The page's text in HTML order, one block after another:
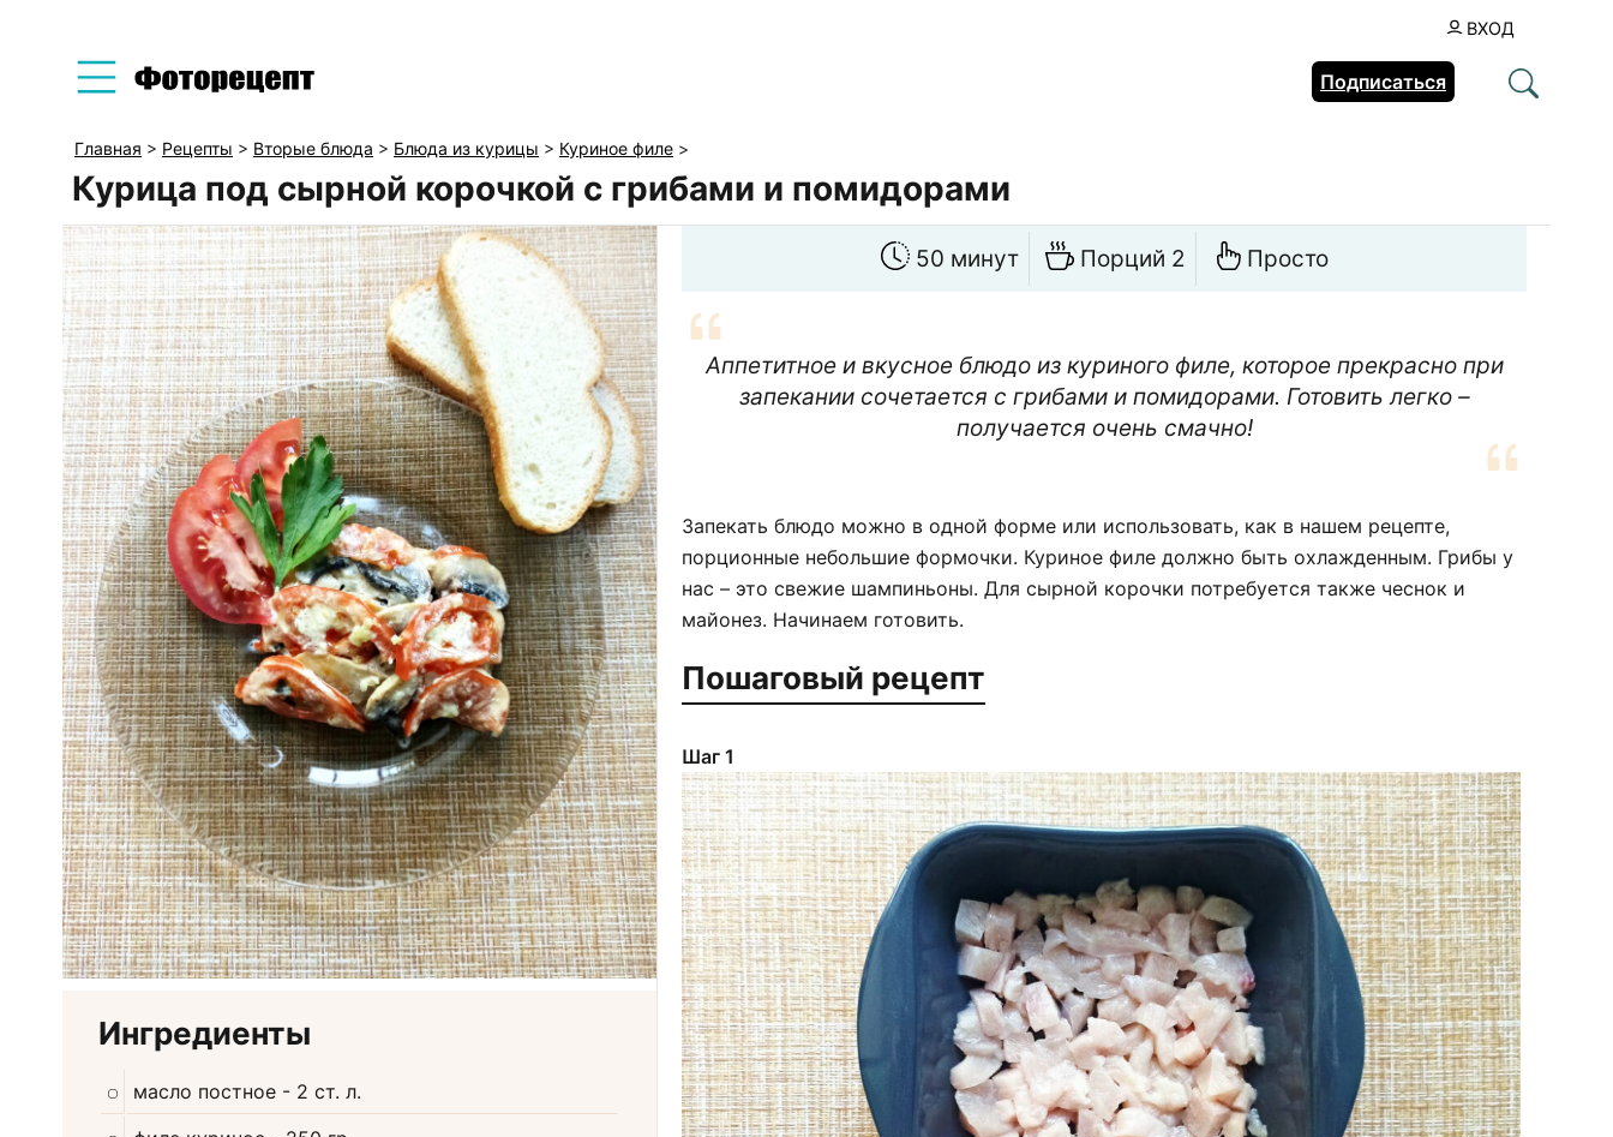
ВХОД
Подписаться
Главная > Рецепты > Вторые блюда > Блюда из курицы > Куриное филе >
Курица под сырной корочкой с грибами и помидорами
Ингредиенты
масло постное - 2 ст. л.
50 минут Порций 2 Просто
Аппетитное и вкусное блюдо из куриного филе, которое прекрасно при
запекании сочетается с грибами и помидорами. Готовить легко –
получается очень смачно!
Запекать блюдо можно в одной форме или использовать, как в нашем рецепте,
порционные небольшие формочки. Куриное филе должно быть охлажденным. Грибы у
нас – это свежие шампиньоны. Для сырной корочки потребуется также чеснок и
майонез. Начинаем готовить.
Пошаговый рецепт
Шаг 1